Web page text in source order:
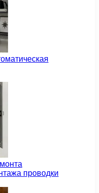
проводки